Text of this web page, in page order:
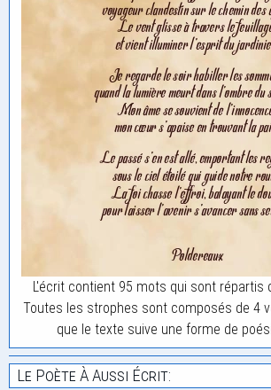
L'écrit contient 95 mots qui sont répartis
Toutes les strophes sont composés de 4
que le texte suive une forme de
Le Poète À Aussi Écrit: